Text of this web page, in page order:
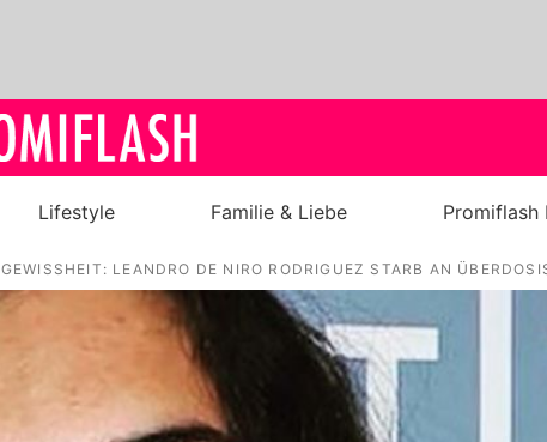
Royals
Lifestyle
Lifestyle Familie & Liebe Promiflash
GEWISSHEIT: LEANDRO DE NIRO RODRIGUEZ STARB AN